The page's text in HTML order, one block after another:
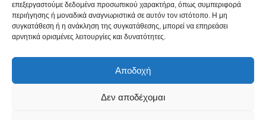
επεξεργαστούμε δεδομένα προσωπικού χαρακτήρα, όπως συμπεριφορά
περιήγησης ή μοναδικά αναγνωριστικά σε αυτόν τον ιστότοπο. Η μη
συγκατάθεση ή η ανάκληση της συγκατάθεσης, μπορεί να επηρεάσει
αρνητικά ορισμένες λειτουργίες και δυνατότητες.
Αποδοχή
Δεν αποδέχομαι
ΑΛΛΑ ΚΟΙΝΩΝΙΚΑ
ΕΙΔΗΣΕΙΣ ΝΑΥΤΙΛΙΑ
ΟΙΚΟΝΟΜΙΚΑ
ΚΑΛΛΙΤΕΧΝΙΚΑ 822